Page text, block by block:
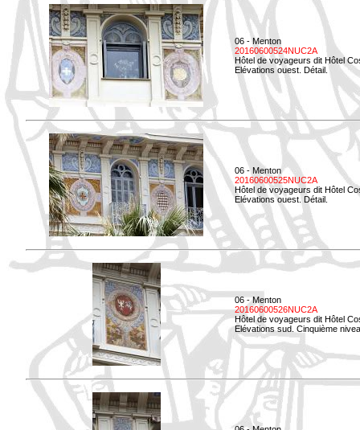
06 - Menton
20160600524NUC2A
Hôtel de voyageurs dit Hôtel
Elévations ouest. Détail.
06 - Menton
20160600525NUC2A
Hôtel de voyageurs dit Hôtel
Elévations ouest. Détail.
06 - Menton
20160600526NUC2A
Hôtel de voyageurs dit Hôtel
Elévations sud. Cinquième